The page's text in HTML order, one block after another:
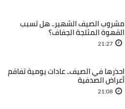
مشروب الصيف الشهير.. هل تسبب
القهوة المثلجة الجفاف؟
21:27
احذرها في الصيف.. عادات يومية تفاقم
أعراض الصدفية
21:08